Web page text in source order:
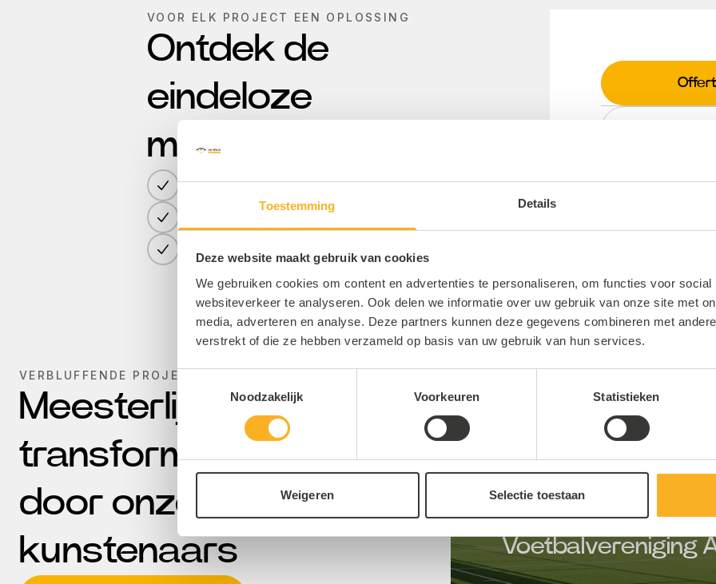
Toestemming Details
Deze website maakt gebruik van cookies
We gebruiken cookies om content en advertenties te personaliseren, om functies voor social
websiteverkeer te analyseren. Ook delen we informatie over uw gebruik van onze site met
media, adverteren en analyse. Deze partners kunnen deze gegevens combineren met
verstrekt of die ze hebben verzameld op basis van uw gebruik van hun services.
Toestemmingsselectie
Noodzakelijk
Voorkeuren Statistieken
Weigeren Selectie toestaan
VOOR ELK PROJECT EEN OPLOSSING
Ontdek de
eindeloze
mogelijkheden
Geheel vrijblijvend
Innovatieve oplossingen
VERBLUFFENDE PROJECTEN
Meesterlijke
transformaties
door onze
kunstenaars
Voetbalvereniging